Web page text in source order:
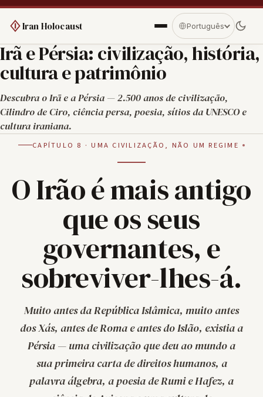
Iran Holocaust Português
Irã e Pérsia: civilização, história,
cultura e patrimônio
Descubra o Irã e a Pérsia — 2.500 anos de civilização,
Cilindro de Ciro, ciência persa, poesia, sítios da UNESCO e
cultura iraniana.
CAPÍTULO 8 · UMA CIVILIZAÇÃO, NÃO UM REGIME
O Irão é mais antigo
que os seus
governantes, e
sobreviver-lhes-á.
Muito antes da República Islâmica, muito antes
dos Xás, antes de Roma e antes do Islão, existia a
Pérsia — uma civilização que deu ao mundo a
sua primeira carta de direitos humanos, a
palavraálgebra, a poesia de Rumi e Hafez, a